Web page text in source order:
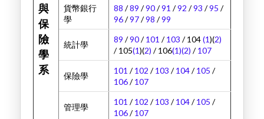
與
保
險
學
系
貨幣銀行
學
88 /89 /90/91 /92 /93 /95 /
96/97/98 /99
統計學
89 /90/101 /103 / 104(1)(2)
/ 105(1)(2) / 106(1)(2) /107
保險學
101 /102 /103 /104/105 /
106/107
管理學
101 /102 /103 /104/105 /
106/107